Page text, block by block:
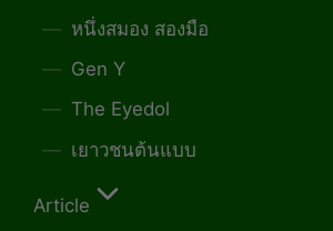
หนึ่งสมอง สองมือ
Gen Y
The Eyedol
เยาวชนต้นแบบ
Article